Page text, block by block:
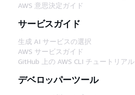
AWS 意思決定ガイド
サービスガイド
生成 AI サービスの選択
AWS サービスガイド
GitHub 上の AWS CLI チュートリアル
デベロッパーツール